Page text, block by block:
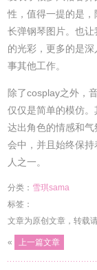
性，值得一提的是
长弹钢琴图片。也
的光彩，更多的是
事其他工作。
除了cosplay之外，
仅仅是简单的模仿
达出角色的情感和
会中，并且始终保
人之一。
分类： 雪琪sama
标签：
文章为原创文章，转载
« 上一篇文章